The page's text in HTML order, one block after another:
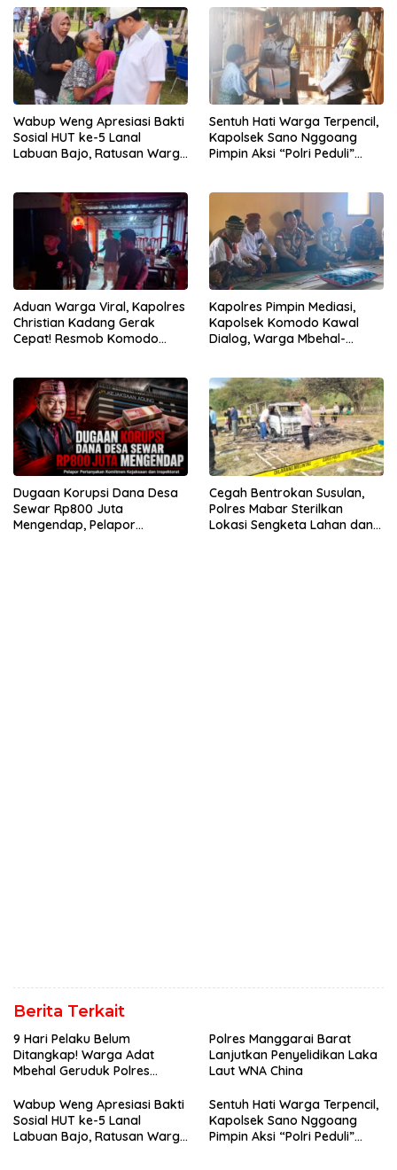
Wabup Weng Apresiasi Bakti
Sosial HUT ke-5 Lanal
Labuan Bajo, Ratusan Warga
Gratis
Sentuh Hati Warga Terpencil,
Kapolsek Sano Nggoang
Pimpin Aksi “Polri Peduli”
Aduan Warga Viral, Kapolres
Christian Kadang Gerak
Cepat! Resmob Komodo
Kapolres Pimpin Mediasi,
Kapolsek Komodo Kawal
Dialog, Warga Mbehal-
Dugaan Korupsi Dana Desa
Sewar Rp800 Juta
Mengendap, Pelapor
Cegah Bentrokan Susulan,
Polres Mabar Sterilkan
Lokasi Sengketa Lahan dan
Berita Terkait
9 Hari Pelaku Belum
Ditangkap! Warga Adat
Mbehal Geruduk Polres
Penegakan Hukum Kapolres
Polres Manggarai Barat
Lanjutkan Penyelidikan Laka
Laut WNA China
Wabup Weng Apresiasi Bakti
Sosial HUT ke-5 Lanal
Labuan Bajo, Ratusan Warga
Sentuh Hati Warga Terpencil,
Kapolsek Sano Nggoang
Pimpin Aksi “Polri Peduli”